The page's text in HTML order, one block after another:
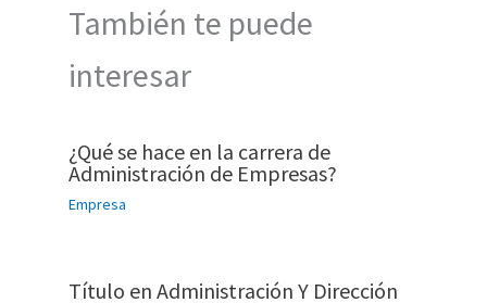
También te puede
interesar
¿Qué se hace en la carrera de
Administración de Empresas?
Empresa
Título en Administración Y Dirección